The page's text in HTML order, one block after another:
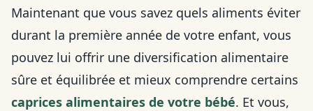
Maintenant que vous savez quels aliments éviter
durant la première année de votre enfant, vous
pouvez lui offrir une diversification alimentaire
sûre et équilibrée et mieux comprendre certains
caprices alimentaires de votre bébé. Et vous,